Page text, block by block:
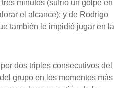
minutos (sufrió un golpe en
el alcance); y de Rodrigo
también le impidió jugar en la
dos triples consecutivos del
grupo en los momentos más